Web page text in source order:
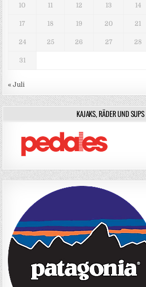
10 11 12 13 14
17 18 19 20 21
24 25 26 27 28
31
« Juli
KAJAKS, RÄDER UND SUPS